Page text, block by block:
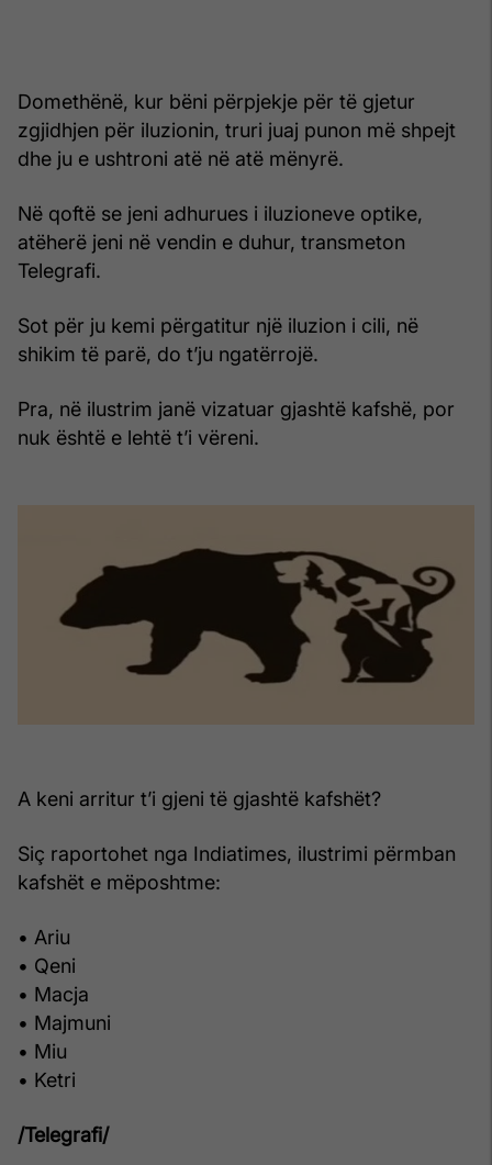
Domethënë, kur bëni përpjekje për të gjetur
zgjidhjen për iluzionin, truri juaj punon më shpejt
dhe ju e ushtroni atë në atë mënyrë.
Në qoftë se jeni adhurues i iluzioneve optike,
atëherë jeni në vendin e duhur, transmeton
Telegrafi.
Sot për ju kemi përgatitur një iluzion i cili, në
shikim të parë, do t’ju ngatërrojë.
Pra, në ilustrim janë vizatuar gjashtë kafshë, por
nuk është e lehtë t’i vëreni.
A keni arritur t’i gjeni të gjashtë kafshët?
Siç raportohet nga Indiatimes, ilustrimi përmban
kafshët e mëposhtme:
• Ariu
• Qeni
• Macja
• Majmuni
• Miu
• Ketri
/Telegrafi/